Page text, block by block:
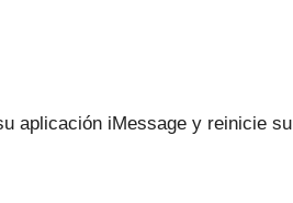
aplicación iMessage y reinicie su